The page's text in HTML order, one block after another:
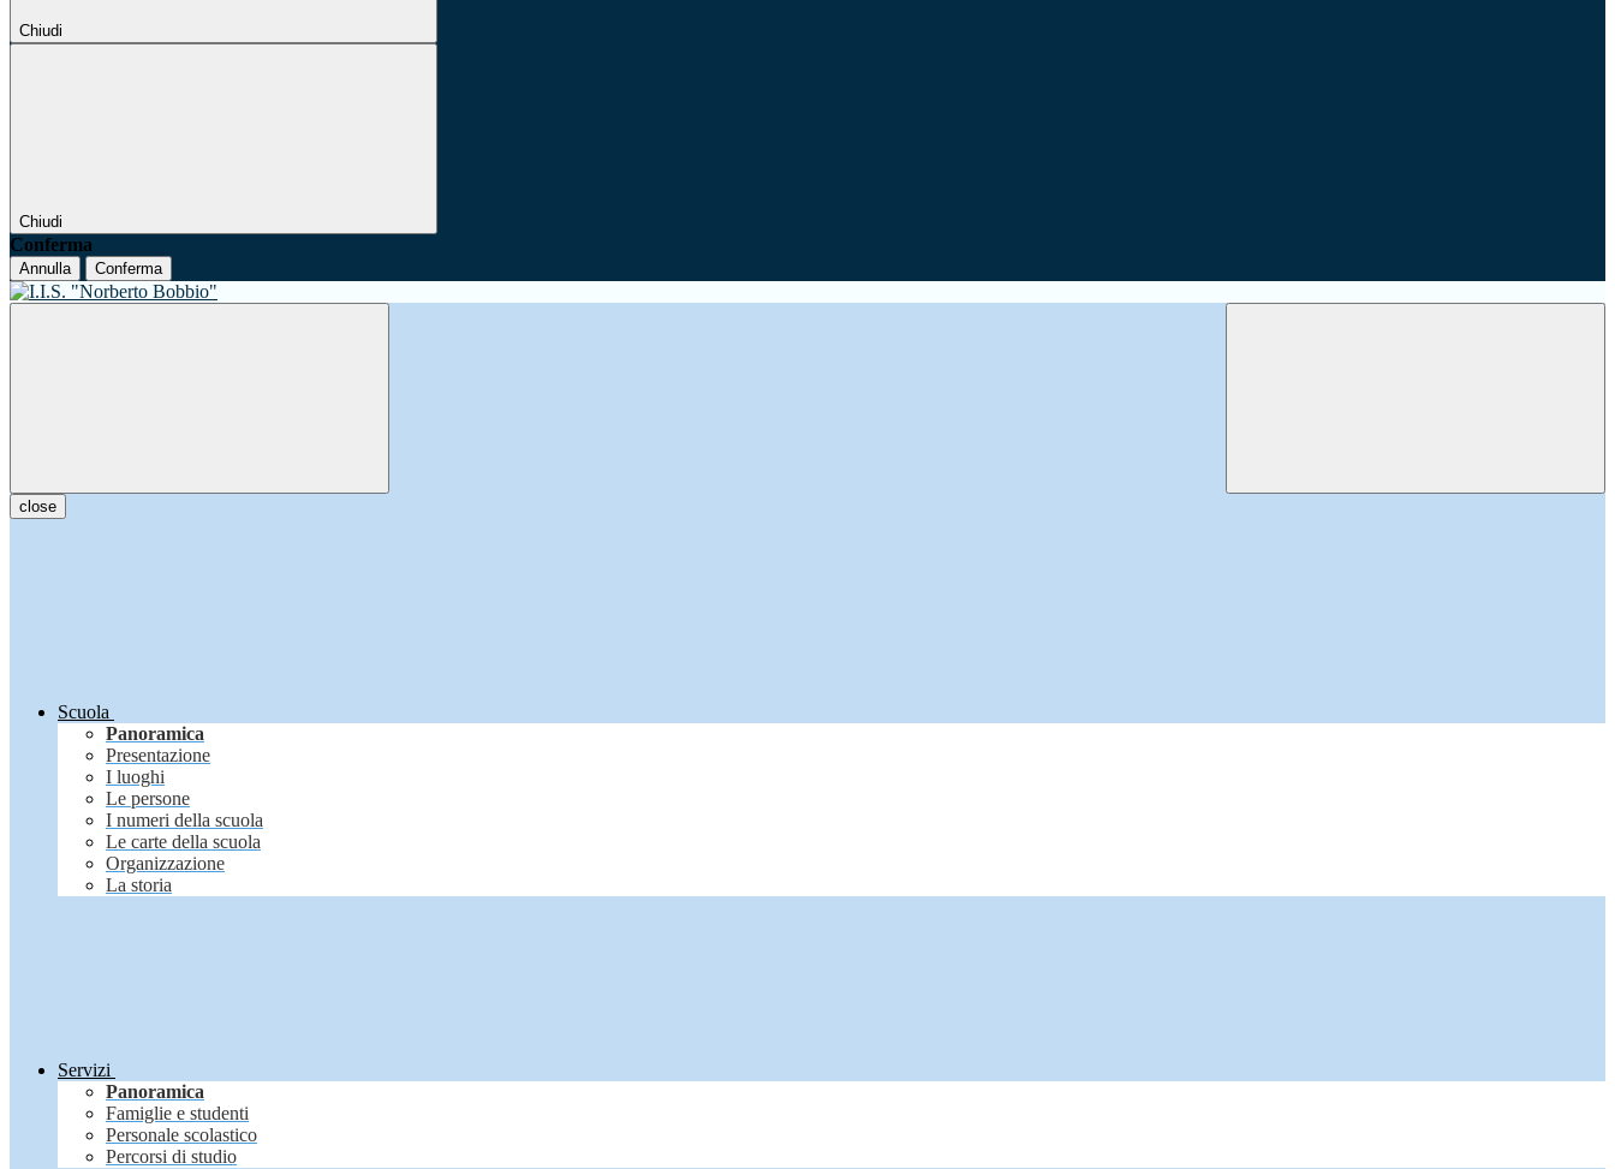
Chiudi
Chiudi
Conferma
Annulla Conferma
close
Scuola
Panoramica
Presentazione
I luoghi
Le persone
I numeri della scuola
Le carte della scuola
Organizzazione
La storia
Servizi
Panoramica
Famiglie e studenti
Personale scolastico
Percorsi di studio